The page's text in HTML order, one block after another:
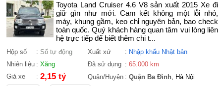
Toyota Land Cruiser 4.6 V8 sản xuất 2015 Xe đi
giữ gìn như mới. Cam kết không một lỗi nhỏ,
máy, khung gầm, keo chỉ nguyên bản, bao check
toàn quốc. Quý khách hàng quan tâm vui lòng liên
hệ trực tiếp để biết thêm chi t...
Hộp số : Số tự động Xuất xứ : Nhập khẩu Nhật bản
Nhiên liệu : Xăng Đã sử dụng : 65.000 km
Giá xe
: 2,15 tỷ Quận/Huyện : Quận Ba Đình, Hà Nội